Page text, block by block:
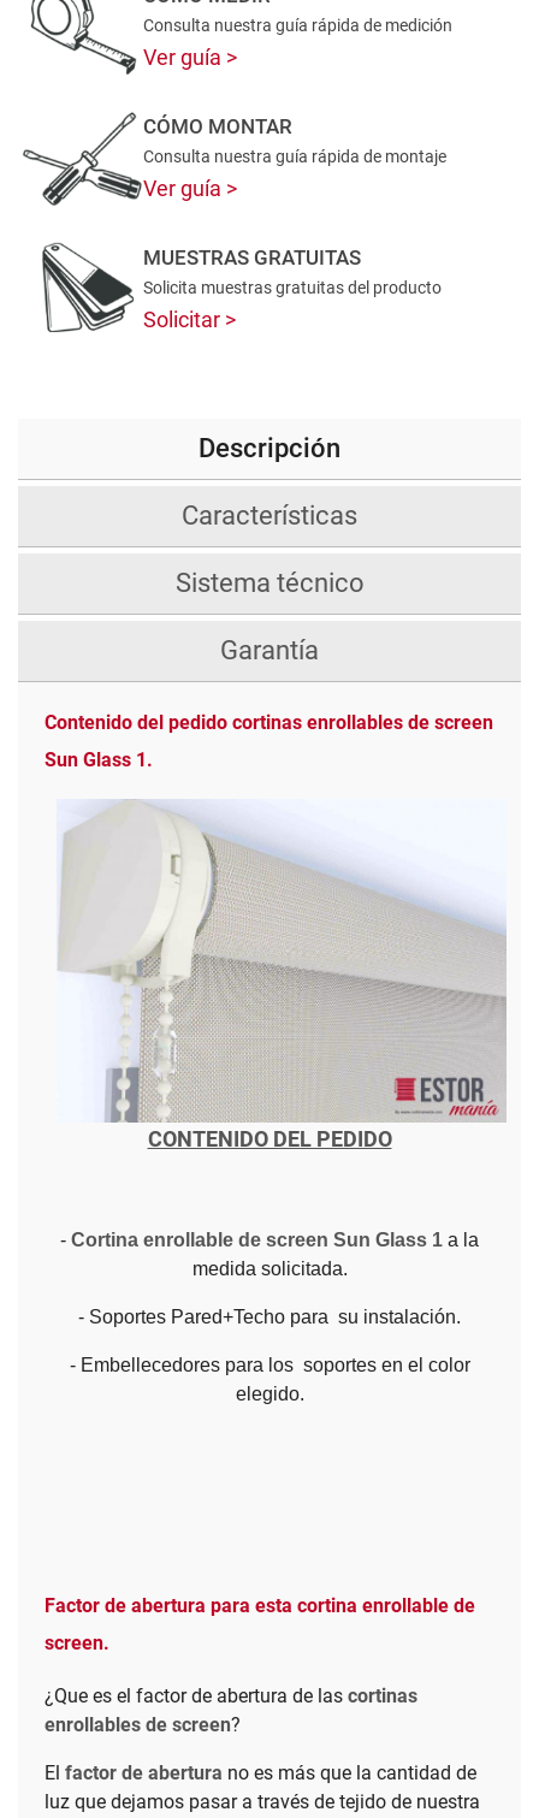
Consulta nuestra guía rápida de medición
Ver guía
CÓMO MONTAR
Consulta nuestra guía rápida de montaje
Ver guía
MUESTRAS GRATUITAS
Solicita muestras gratuitas del producto
Solicitar
Descripción
Características
Sistema técnico
Garantía
Contenido del pedido cortinas enrollables de screen
Sun Glass 1.
CONTENIDO DEL PEDIDO
- Cortina enrollable de screen Sun Glass 1 a la
medida solicitada.
- Soportes Pared+Techo para su instalación.
- Embellecedores para los soportes en el color
elegido.
Factor de abertura para esta cortina enrollable de
screen.
¿Que es el factor de abertura de las cortinas
enrollables de screen?
El factor de abertura no es más que la cantidad de
luz que dejamos pasar a través de tejido de nuestra